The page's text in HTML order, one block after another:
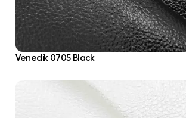
Venedik 0705 Black